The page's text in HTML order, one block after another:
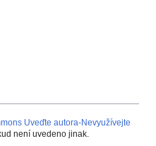
Uveďte autora-Nevyužívejte
není uvedeno jinak.